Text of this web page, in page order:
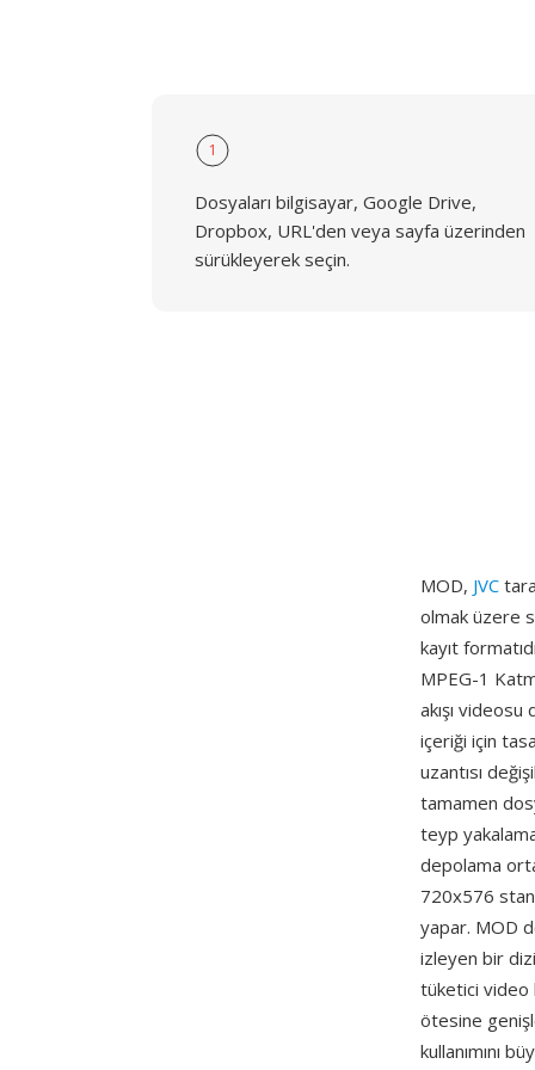
1
Dosyaları bilgisayar, Google Drive,
Dropbox, URL'den veya sayfa üzerinden
sürükleyerek seçin.
MOD, JVC
olmak üzere
kayıt
MPEG-1
akışı
içeriği için
uzantısı
tamamen
teyp
depolama
720x576
yapar. MOD
izleyen bir
tüketici video
ötesine
kullanımını